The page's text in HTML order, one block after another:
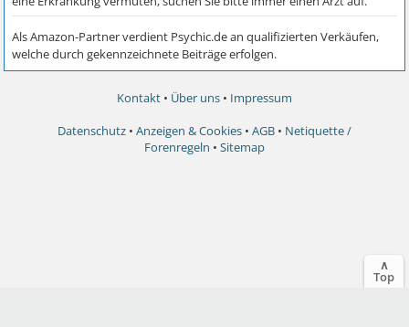
Kontakt • Über uns • Impressum
Datenschutz • Anzeigen & Cookies • AGB • Netiquette /
Forenregeln • Sitemap
∧
Top